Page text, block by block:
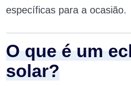
específicas para a ocasião.
O que é um
solar?